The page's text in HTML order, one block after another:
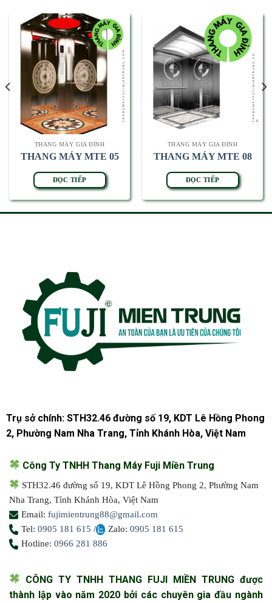
THANG MÁY GIA ĐÌNH
THANG MÁY MTE 05
ĐỌC TIẾP
THANG MÁY GIA ĐÌNH
THANG MÁY MTE 08
ĐỌC TIẾP
Trụ sở chính: STH32.46 đường số 19, KDT Lê Hồng Phong
2, Phường Nam Nha Trang, Tỉnh Khánh Hòa, Việt Nam
Công Ty TNHH Thang Máy Fuji Miền Trung
STH32.46 đường số 19, KDT Lê Hồng Phong 2, Phường Nam
Nha Trang, Tỉnh Khánh Hòa, Việt Nam
Email: fujimientrung88@gmail.com
Tel: 0905 181 615 / Zalo: 0905 181 615
Hotline: 0966 281 886
CÔNG TY TNHH THANG FUJI MIỀN TRUNG được
thành lập vào năm 2020 bởi các chuyên gia đầu ngành